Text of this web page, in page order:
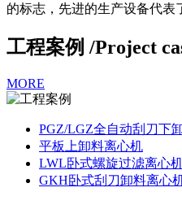
的标志，先进的生产设备代表
工程案例 /Project
MORE
PGZ/LGZ全自动刮刀下
平板上卸料离心机
LWL卧式螺旋过滤离心
GKH卧式刮刀卸料离心